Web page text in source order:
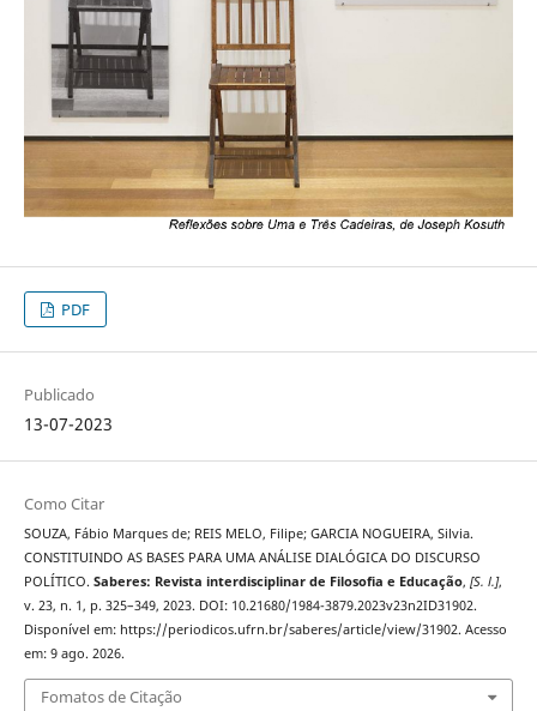
PDF
Publicado
13-07-2023
Como Citar
SOUZA, Fábio Marques de; REIS MELO, Filipe; GARCIA NOGUEIRA, Silvia.
CONSTITUINDO AS BASES PARA UMA ANÁLISE DIALÓGICA DO DISCURSO
POLÍTICO. Saberes: Revista interdisciplinar de Filosofia e Educação, [S. l.],
v. 23, n. 1, p. 325–349, 2023. DOI: 10.21680/1984-3879.2023v23n2ID31902.
Disponível em: https://periodicos.ufrn.br/saberes/article/view/31902. Acesso
em: 9 ago. 2026.
Fomatos de Citação